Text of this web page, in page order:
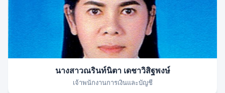
นางสาวณรินท์นิตา เดชาวิสิฐพงษ์
เจ้าพนักงานการเงินและบัญชี